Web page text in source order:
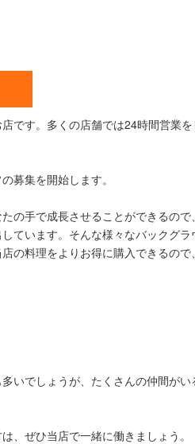
です。多くの店舗では24時間営業
募集を開始します。
手で成長させることができるの
います。そんな様々なバックグ
料理をよりお得に購入できるので
でしょうが、たくさんの仲間が
、ぜひ当店で一緒に働きましょう。